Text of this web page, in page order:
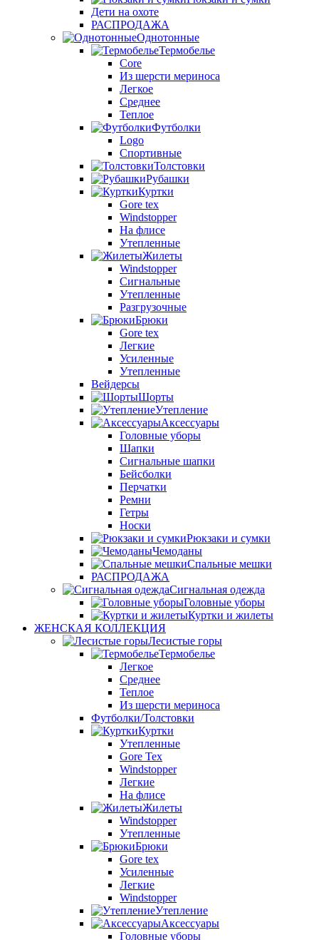
Дети на охоте
РАСПРОДАЖА
Однотонные
Термобелье
Core
Из шерсти мериноса
Легкое
Среднее
Теплое
Футболки
Logo
Спортивные
Толстовки
Рубашки
Куртки
Gore tex
Windstopper
На флисе
Утепленные
Жилеты
Windstopper
Сигнальные
Утепленные
Разгрузочные
Брюки
Gore tex
Легкие
Усиленные
Утепленные
Вейдерсы
Шорты
Утепление
Аксессуары
Головные уборы
Шапки
Сигнальные шапки
Бейсболки
Перчатки
Ремни
Гетры
Носки
Рюкзаки и сумки
Чемоданы
Спальные мешки
РАСПРОДАЖА
Сигнальная одежда
Головные уборы
Куртки и жилеты
ЖЕНСКАЯ КОЛЛЕКЦИЯ
Лесистые горы
Термобелье
Легкое
Среднее
Теплое
Из шерсти мериноса
Футболки/Толстовки
Куртки
Утепленные
Gore Tex
Windstopper
Легкие
На флисе
Жилеты
Windstopper
Утепленные
Брюки
Gore tex
Усиленные
Легкие
Windstopper
Утепление
Аксессуары
Головные уборы